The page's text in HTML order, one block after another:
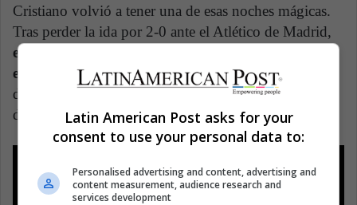
Cristiano volvió a tener una de esas noches mágicas.
Tras perder la ida por 2-0 ante el Atlético de Madrid,
el atacante anotó 3 goles para darle la vuelta a la
eliminatoriay así avanzar a los cuartos de final,
donde cayeron eliminados contra el Ajax con global
de 3-2 a pesar de sus dos goles.
Latin American Post asks for your
consent to use your personal data to:
Personalised advertising and content, advertising and
content measurement, audience research and
services development